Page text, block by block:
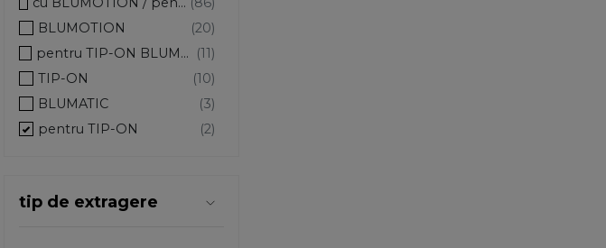
BLUMOTION
pentru TIP-ON BLUMOTION
TIP-ON
BLUMATIC
pentru TIP-ON
tip de extragere